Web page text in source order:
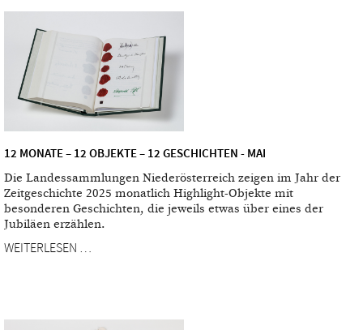
12 MONATE – 12 OBJEKTE – 12 GESCHICHTEN - MAI
Die Landessammlungen Niederösterreich zeigen im Jahr der
Zeitgeschichte 2025 monatlich Highlight-Objekte mit
besonderen Geschichten, die jeweils etwas über eines der
Jubiläen erzählen.
WEITERLESEN …